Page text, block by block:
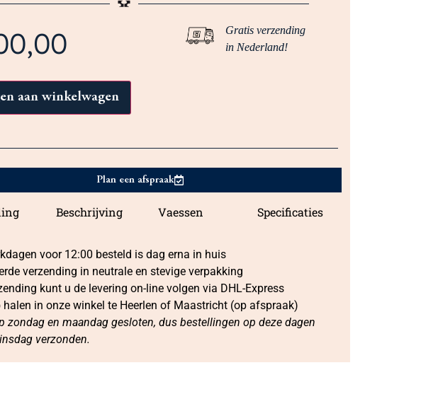
Gratis verzending
in Nederland!
aan winkelwagen
Plan een afspraak
Beschrijving Vaessen Specificaties
voor 12:00 besteld is dag erna in huis
verzending in neutrale en stevige verpakking
kunt u de levering on-line volgen via DHL-Express
halen in onze winkel te Heerlen of Maastricht (op afspraak)
zondag en maandag gesloten, dus bestellingen op deze dagen
verzonden.